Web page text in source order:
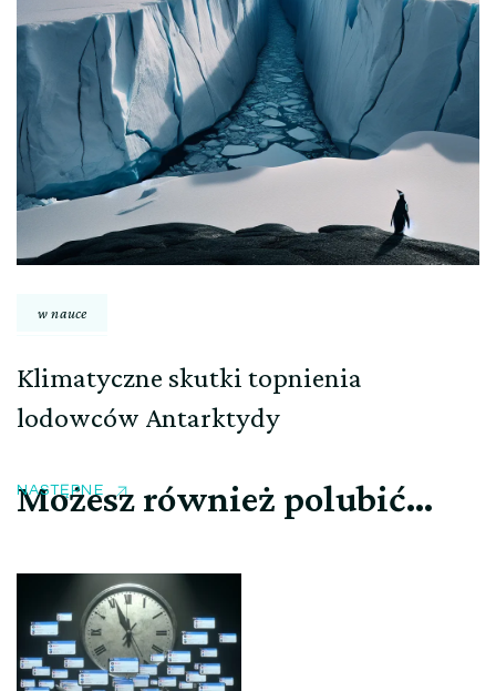
w nauce
Klimatyczne skutki topnienia
lodowców Antarktydy
NASTĘPNE
Możesz również polubić…